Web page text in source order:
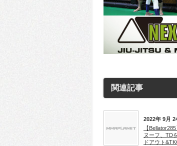
関連記事
2022年 9月
【
ヌーフ、TD
ドアウト